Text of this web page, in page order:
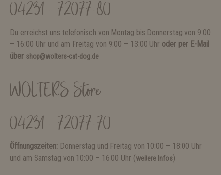
04231 - 72077-80
Du erreichst uns telefonisch von Montag bis Donnerstag von 9:00
– 16:00 Uhr und am Freitag von 9:00 – 13:00 Uhr oder per E-Mail
über shop@wolters-cat-dog.de
WOLTERS Store
04231 - 72077-70
Öffnungszeiten: Donnerstag und Freitag von 10:00 – 18:00 Uhr
und am Samstag von 10:00 – 16:00 Uhr (weitere Infos)